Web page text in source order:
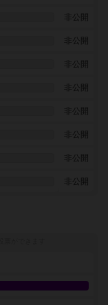
非公開
非公開
非公開
非公開
非公開
非公開
非公開
非公開